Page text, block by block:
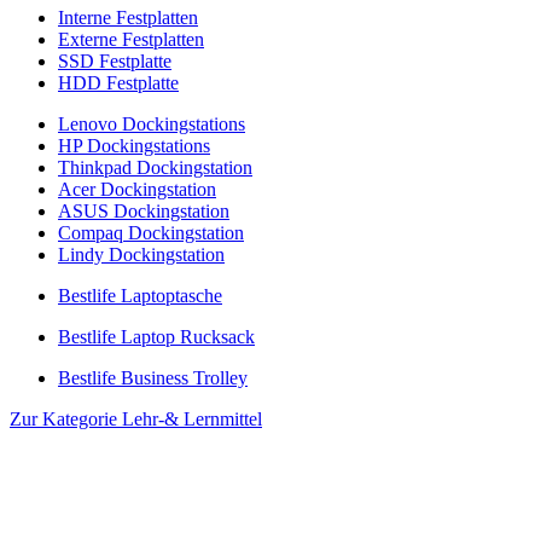
Interne Festplatten
Externe Festplatten
SSD Festplatte
HDD Festplatte
Lenovo Dockingstations
HP Dockingstations
Thinkpad Dockingstation
Acer Dockingstation
ASUS Dockingstation
Compaq Dockingstation
Lindy Dockingstation
Bestlife Laptoptasche
Bestlife Laptop Rucksack
Bestlife Business Trolley
Zur Kategorie Lehr-& Lernmittel